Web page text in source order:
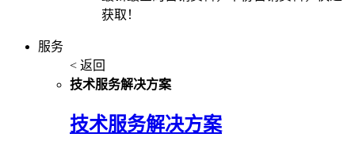
获取！
服务
< 返回
技术服务解决方案
技术服务解决方案